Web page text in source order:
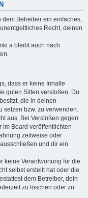
dem Betreiber ein einfaches,
Recht, deinen
a bleibt auch nach
dass er keine Inhalte
guten Sitten verstoßen. Du
die in deinen
bzw. zu verwenden.
aus. Bei Verstößen gegen
Board veröffentlichten
zeitweise oder
und dir ein
keine Verantwortung für die
selbst erstellt hat oder die
dem Betreiber, dein
zu löschen oder zu